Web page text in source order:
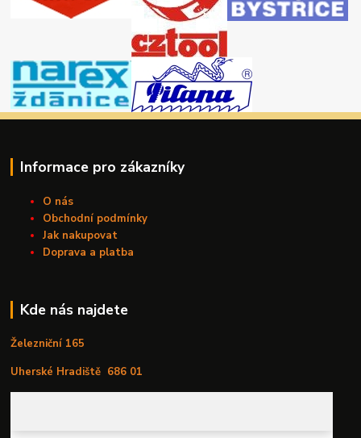
Informace pro zákazníky
O nás
Obchodní podmínky
Jak nakupovat
Doprava a platba
Kde nás najdete
Železniční 165
Uherské Hradiště 686 01